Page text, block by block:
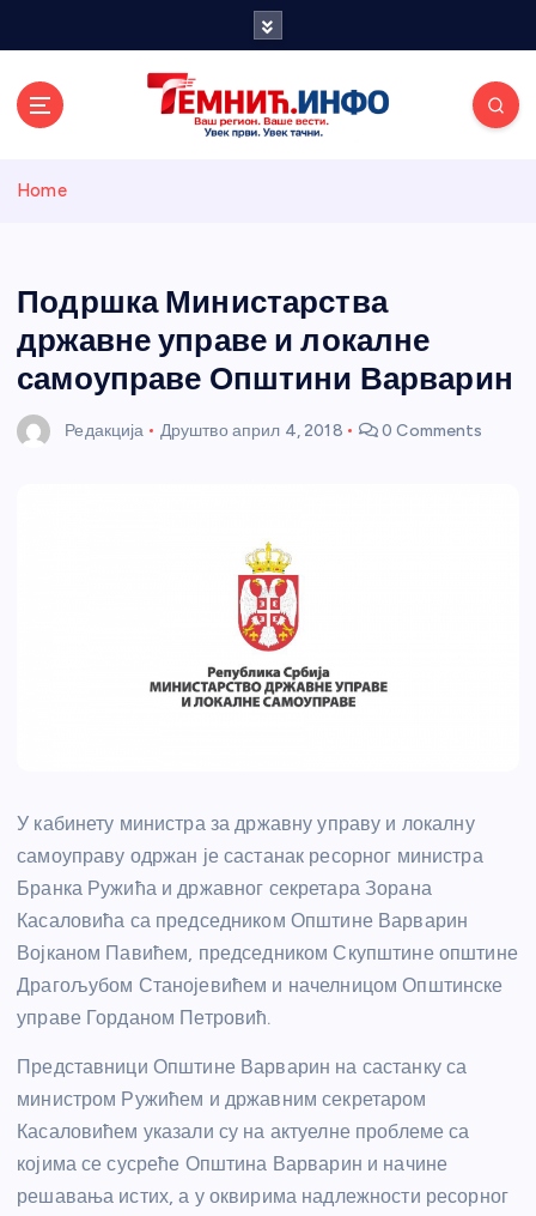
и портал
Home
Подршка Министарства
државне управе и локалне
самоуправе Општини Варварин
Редакција Друштво април 4, 2018 0 Comments
У кабинету министра за државну управу и локалну
самоуправу одржан је састанак ресорног министра
Бранка Ружића и државног секретара Зорана
Касаловића са председником Општине Варварин
Војканом Павићем, председником Скупштине општине
Драгољубом Станојевићем и начелницом Општинске
управе Горданом Петровић.
Представници Општине Варварин на састанку са
министром Ружићем и државним секретаром
Касаловићем указали су на актуелне проблеме са
којима се сусреће Општина Варварин и начине
решавања истих, а у оквирима надлежности ресорног